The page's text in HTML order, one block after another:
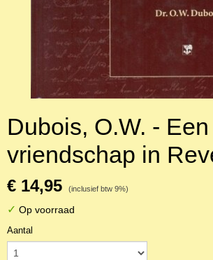
Dubois, O.W. - Een
vriendschap in
€ 14,95 (inclusief btw 9%)
✓ Op voorraad
Aantal